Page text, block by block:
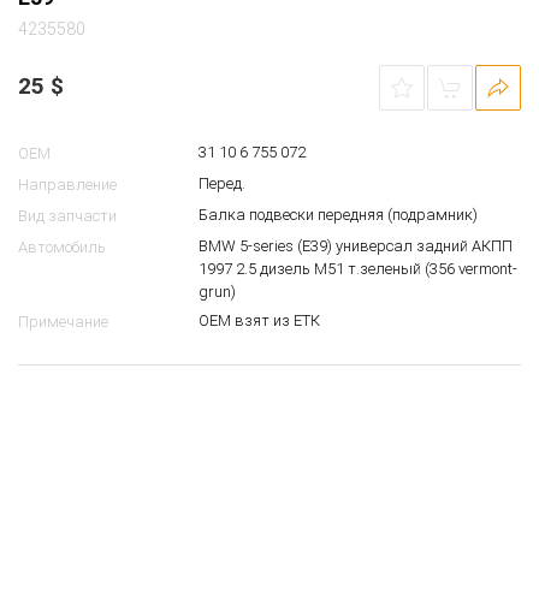
4235580
25 $
OEM
31 10 6 755 072
Направление
Перед.
Вид запчасти
Балка подвески передняя (подрамник)
Автомобиль
BMW 5-series (E39) универсал задний АКПП
1997 2.5 дизель M51 т.зеленый (356 vermont-
grun)
Примечание
ОЕМ взят из ЕТК